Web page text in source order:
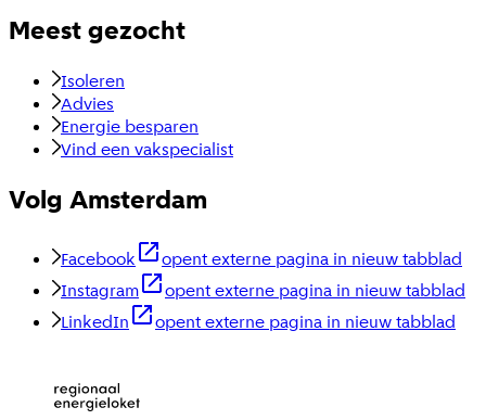
Meest gezocht
Isoleren
Advies
Energie besparen
Vind een vakspecialist
Volg Amsterdam
Facebook
opent externe pagina in nieuw tabblad
Instagram
opent externe pagina in nieuw tabblad
LinkedIn
opent externe pagina in nieuw tabblad